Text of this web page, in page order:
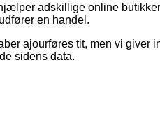
adskillige online
en handel.
ajourføres tit, men vi giver
sidens data.